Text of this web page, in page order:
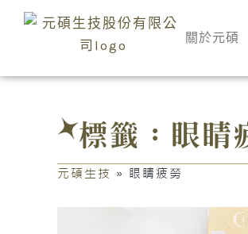
要
關於元碩
標籤：眼睛
元碩生技 » 眼睛疲勞